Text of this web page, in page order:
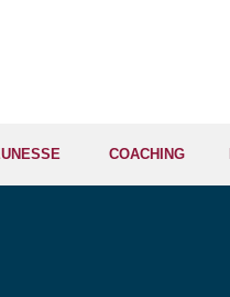
COACHING